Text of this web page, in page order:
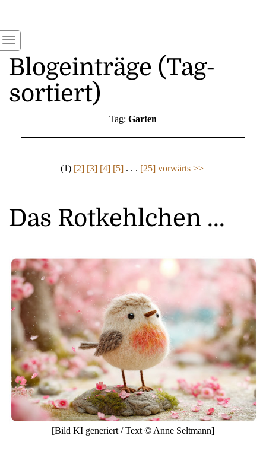
Blogeinträge (Tag-
sortiert)
Tag: Garten
(1) [2] [3] [4] [5] . . . [25] vorwärts >>
Das Rotkehlchen ...
[Bild KI generiert / Text © Anne Seltmann]